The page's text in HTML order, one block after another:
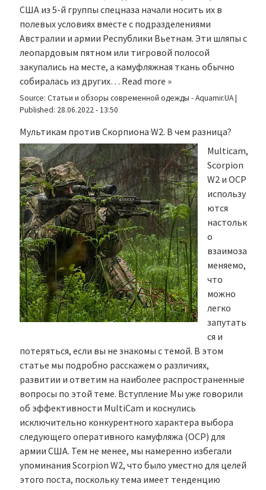
США из 5-й группы спецназа начали носить их в
полевых условиях вместе с подразделениями
Австралии и армии Республики Вьетнам. Эти шляпы с
леопардовым пятном или тигровой полосой
закупались на месте, а камуфляжная ткань обычно
собиралась из других… Read more »
Source: Статьи и обзоры современной одежды - Aquamir.UA|
Published: 28.06.2022 - 13:50
Мультикам против Скорпиона W2. В чем разница?
Multicam,
Scorpion
W2 и OCP
использу
ются
настольк
о
взаимоза
меняемо,
что
можно
легко
запутать
ся и
потеряться, если вы не знакомы с темой. В этом
статье мы подробно расскажем о различиях,
развитии и ответим на наиболее распространенные
вопросы по этой теме. Вступление Мы уже говорили
об эффективности MultiCam и коснулись
исключительно конкурентного характера выбора
следующего оперативного камуфляжа (OCP) для
армии США. Тем не менее, мы намеренно избегали
упоминания Scorpion W2, что было уместно для целей
этого поста, поскольку тема имеет тенденцию